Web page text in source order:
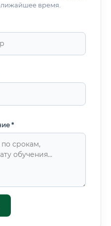
время.
*